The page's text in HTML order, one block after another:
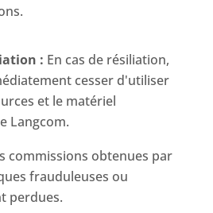
: En cas de résiliation,
cesser d'utiliser
et le matériel
Langcom.
commissions obtenues par
frauduleuses ou
perdues.